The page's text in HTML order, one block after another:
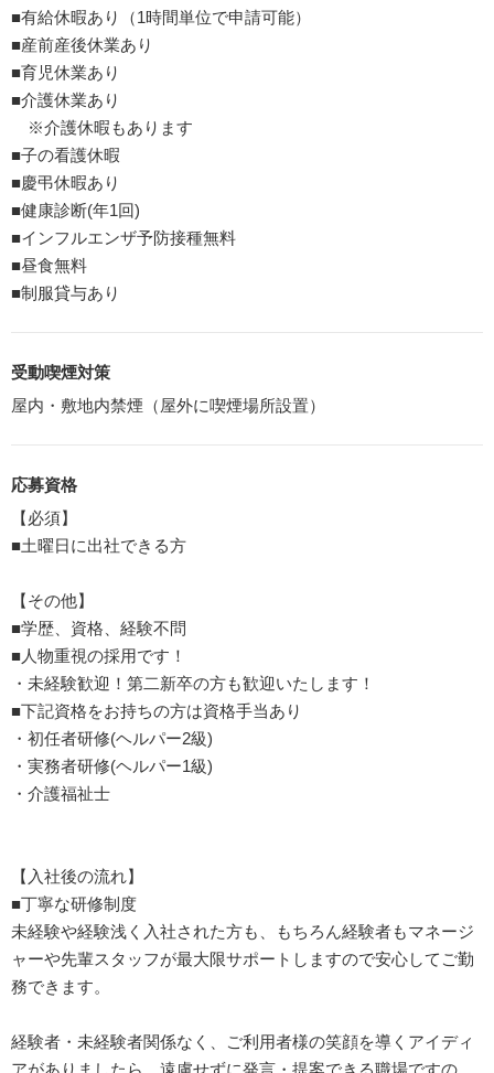
■有給休暇あり（1時間単位で申請可能）
■産前産後休業あり
■育児休業あり
■介護休業あり
※介護休暇もあります
■子の看護休暇
■慶弔休暇あり
■健康診断(年1回)
■インフルエンザ予防接種無料
■昼食無料
■制服貸与あり
受動喫煙対策
屋内・敷地内禁煙（屋外に喫煙場所設置）
応募資格
【必須】
■土曜日に出社できる方
【その他】
■学歴、資格、経験不問
■人物重視の採用です！
・未経験歓迎！第二新卒の方も歓迎いたします！
■下記資格をお持ちの方は資格手当あり
・初任者研修(ヘルパー2級)
・実務者研修(ヘルパー1級)
・介護福祉士
【入社後の流れ】
■丁寧な研修制度
未経験や経験浅く入社された方も、もちろん経験者もマネージ
ャーや先輩スタッフが最大限サポートしますので安心してご勤
務できます。
経験者・未経験者関係なく、ご利用者様の笑顔を導くアイディ
アがありましたら、遠慮せずに発言・提案できる職場ですの